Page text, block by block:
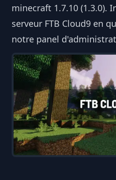
minecraft 1.7.10 (1.3.0).
serveur FTB Cloud9 en
notre panel